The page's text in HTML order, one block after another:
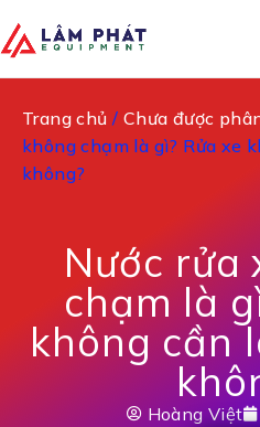
Trang chủ / Chưa được
không chạm là gì? Rửa xe
không?
Nước rửa
chạm là
không cần
Hoàng Việt